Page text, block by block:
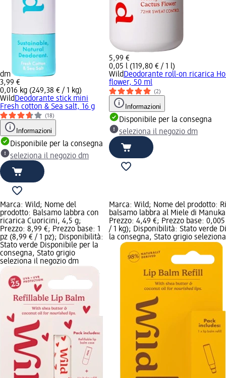
dm
3,99 €
0,016 kg (249,38 € / 1 kg)
WildDeodorante stick mini
Fresh cotton & Sea salt, 16 g
(18)
Informazioni
Disponibile per la consegna
seleziona il negozio dm
5,99 €
0,05 l (119,80 € / 1 l)
WildDeodorante roll-on ricarica
flower, 50 ml
(2)
Informazioni
Disponibile per la consegna
seleziona il negozio dm
Marca: Wild; Nome del
prodotto: Balsamo labbra con
ricarica Cuoricini, 4,5 g;
Prezzo: 8,99 €; Prezzo base: 1
pz (8,99 € / 1 pz); Disponibilità:
Stato verde Disponibile per la
consegna, Stato grigio
seleziona il negozio dm
Marca: Wild; Nome del prodotto:
balsamo labbra al Miele di
Prezzo: 4,49 €; Prezzo base:
/ 1 kg); Disponibilità: Stato verde
la consegna, Stato grigio